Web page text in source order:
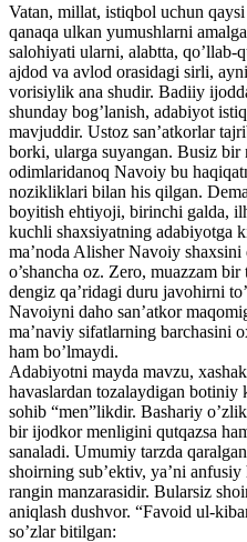
Vatan, millat, istiqbol uchun
qanaqa ulkan yumushlarni
salohiyati ularni, alabtta,
ajdod va avlod orasidagi sirli,
vorisiylik ana shudir. Badiiy
shunday bog’lanish, adabiyot
mavjuddir. Ustoz san’atkorlar
borki, ularga suyangan. Busiz
odimlaridanoq Navoiy bu
nozikliklari bilan his qilgan.
boyitish ehtiyoji, birinchi galda,
kuchli shaxsiyatning adabiyotga
ma’noda Alisher Navoiy shaxsini
o’shancha oz. Zero, muazzam
dengiz qa’ridagi duru javohirni
Navoiyni daho san’atkor
ma’naviy sifatlarning barchasini
ham bo’lmaydi.
Adabiyotni mayda mavzu,
havaslardan tozalaydigan
sohib “men”likdir. Bashariy
bir ijodkor menligini qutqazsa
sanaladi. Umumiy tarzda
shoirning sub’ektiv, ya’ni
rangin manzarasidir. Bularsiz
aniqlash dushvor. “Favoid ul-
so’zlar bitilgan: